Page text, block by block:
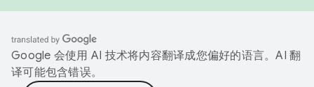
Google 会使用 AI 技术将内容翻译成您偏好的语言。AI 翻
译可能包含错误。